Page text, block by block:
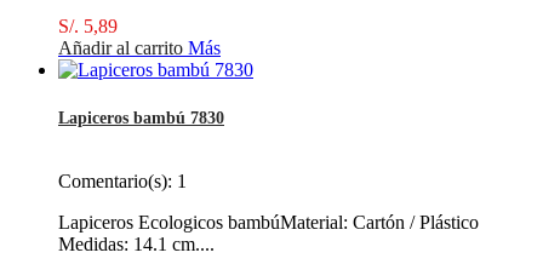
S/. 5,89
Añadir al carrito Más
Lapiceros bambú 7830
Comentario(s): 1
Lapiceros Ecologicos bambúMaterial: Cartón / Plástico
Medidas: 14.1 cm....